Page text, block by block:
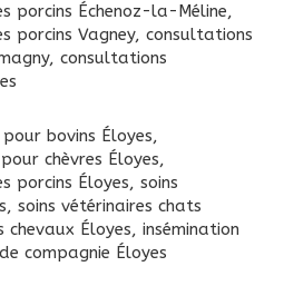
porcins Échenoz-la-Méline,
porcins Vagney, consultations
, consultations
bovins Éloyes,
chèvres Éloyes,
porcins Éloyes, soins
, soins vétérinaires chats
chevaux Éloyes, insémination
compagnie Éloyes